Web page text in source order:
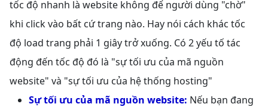
tốc độ nhanh là website không để người dùng "chờ"
khi click vào bất cứ trang nào. Hay nói cách khác tốc
độ load trang phải 1 giây trở xuống. Có 2 yếu tố tác
động đến tốc độ đó là "sự tối ưu của mã nguồn
website" và "sự tối ưu của hệ thống hosting"
Sự tối ưu của mã nguồn website: Nếu bạn đang